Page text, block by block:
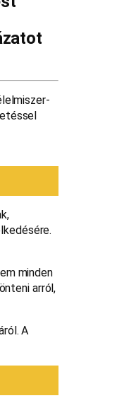
minden
arról,
A